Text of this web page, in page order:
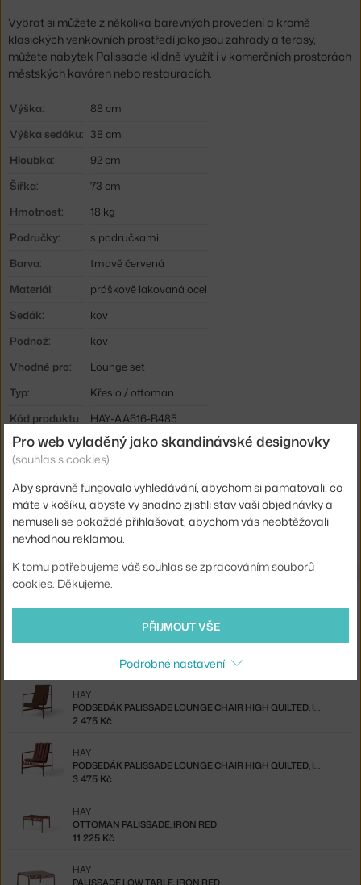
Vybrat si můžete z několika barevných provedení a kromě
klasických venkovních prostředí jako jsou zahrady a terasy,
můžete nábytek Palissade klidně využít i v komerčních prostorách
městských kaváren nebo restauracích.
Výška:
88 cm
Výška sedáku: 38 cm
Hloubka:
92 cm
Šířka:
73 cm
Hmotnost:
18 kg
Područky:
s područkami
Barva:
tmavě červená
Materiál:
práškově lakovaná ocel
Sedák:
kov
Podnož:
kov
Vhodné pro:
Lounge set
Typ:
Křeslo / ottoman
Kód produktu
HAY-AA616-B485
EAN
5710441317777
Ste zo Slovenska? Prejdite naPalissade Lounge Chair High, iron
red
Shopping from the EU? Switch toPalissade Lounge Chair High,
iron red
PODSEDÁK PALISSADE LOUNGE CHAIR HIGH QUILTED, IRON RED
HAY
2 475 Kč
PODSEDÁK PALISSADE LOUNGE CHAIR HIGH QUILTED, IRON RED
HAY
3 475 Kč
OTTOMAN PALISSADE, IRON RED
HAY
11 225 Kč
HAY
Pro web vyladěný jako skandinávské designovky
(souhlas s cookies)
Aby správně fungovalo vyhledávání, abychom si pamatovali, co
máte v košíku, abyste vy snadno zjistili stav vaší objednávky a
nemuseli se pokaždé přihlašovat, abychom vás neobtěžovali
nevhodnou reklamou.
K tomu potřebujeme váš souhlas se zpracováním souborů
cookies. Děkujeme.
PŘIJMOUT VŠE
Podrobné nastavení